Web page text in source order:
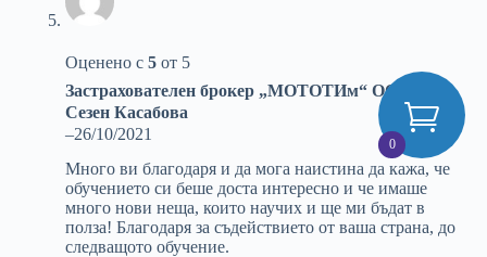
Оценено с 5 от 5
Застрахователен брокер „МОТОТИм“ ООД –
Сезен Касабова
–26/10/2021
Много ви благодаря и да мога наистина да кажа, че
обучението си беше доста интересно и че имаше
много нови неща, които научих и ще ми бъдат в
полза! Благодаря за съдействието от ваша страна, до
следващото обучение.
0